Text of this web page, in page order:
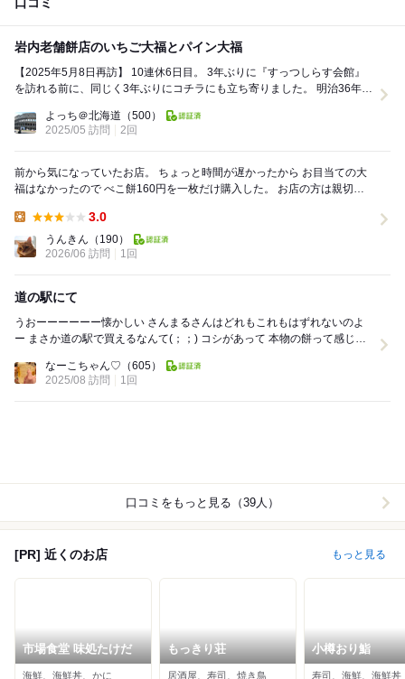
口コミ
岩内老舗餅店のいちご大福とパイン大福
【2025年5月8日再訪】 10連休6日目。 3年ぶりに『すっつしらす会館』
を訪れる前に、同じく3年ぶりにコチラにも立ち寄りました。 明治36年
よっち＠北海道 （500）
2025/05 訪問
2回
前から気になっていたお店。 ちょっと時間が遅かったから お目当ての大
福はなかったので べこ餅160円を一枚だけ購入した。 お店の方は親切な
3.0
うんきん （190）
2026/06 訪問
1回
道の駅にて
うおーーーーーー懐かしい さんまるさんはどれもこれもはずれないのよ
ー まさか道の駅で買えるなんて(；；) コシがあって 本物の餅って感じが
なーこちゃん♡ （605）
2025/08 訪問
1回
口コミをもっと見る（39人）
[PR] 近くのお店 もっと見る
市場食堂 味処たけだ
海鮮、海鮮丼、かに
もっきり荘
居酒屋、寿司、焼き鳥
小樽おり鮨
寿司、海鮮、海鮮丼